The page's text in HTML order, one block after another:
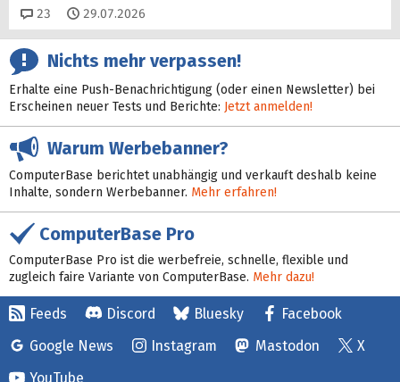
23 Kommentare
29.07.2026
Nichts mehr verpassen!
Erhalte eine Push-Benachrichtigung (oder einen Newsletter) bei
Erscheinen neuer Tests und Berichte: Jetzt anmelden!
Warum Werbebanner?
ComputerBase berichtet unabhängig und verkauft deshalb keine
Inhalte, sondern Werbebanner. Mehr erfahren!
ComputerBase Pro
ComputerBase Pro ist die werbefreie, schnelle, flexible und
zugleich faire Variante von ComputerBase. Mehr dazu!
Feeds Discord Bluesky
Facebook
Google News
Instagram Mastodon
X
YouTube